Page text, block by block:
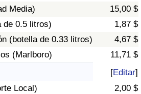
Media)
15,00 $
de 0.5 litros)
1,87 $
(botella de 0.33 litros)
4,67 $
(Marlboro)
11,71 $
[Editar]
Local)
2,00 $
País